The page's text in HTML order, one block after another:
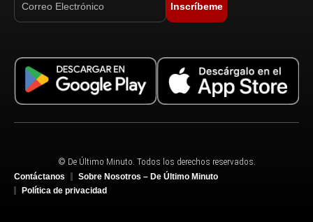
Inscríbeme
© De Último Minuto. Todos los derechos reservados.
Contáctanos
Sobre Nosotros – De Último Minuto
Política de privacidad